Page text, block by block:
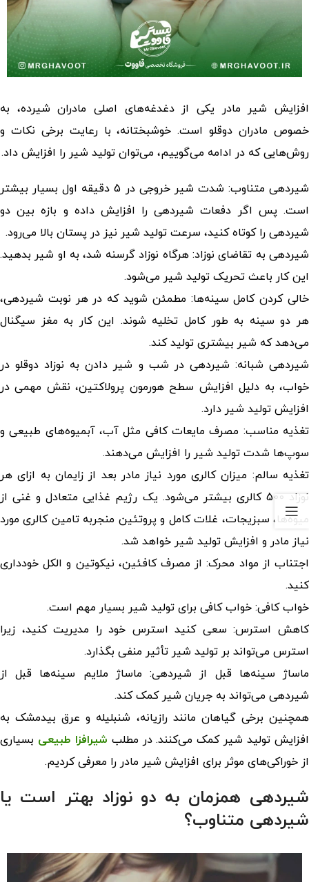
افزایش شیر مادر یکی از دغدغه‌های اصلی مادران شیرده، به
خصوص مادران دوقلو است. خوشبختانه، با رعایت برخی نکات و
روش‌هایی که در ادامه می‌گوییم، می‌توان تولید شیر را افزایش داد.
شیردهی متناوب: شدت شیر خروجی در 5 دقیقه اول بسیار بیشتر
است. پس اگر دفعات شیردهی را افزایش داده و بازه بین دو
شیردهی را کوتاه کنید، سرعت تولید شیر نیز در پستان بالا می‌رود.
شیردهی به تقاضای نوزاد: هرگاه نوزاد گرسنه شد، به او شیر بدهید.
این کار باعث تحریک تولید شیر می‌شود.
خالی کردن کامل سینه‌ها: مطمئن شوید که در هر نوبت شیردهی،
هر دو سینه به طور کامل تخلیه شوند. این کار به مغز سیگنال
می‌دهد که شیر بیشتری تولید کند.
شیردهی شبانه: شیردهی در شب و شیر دادن به نوزاد دوقلو در
خواب، به دلیل افزایش سطح هورمون پرولاکتین، نقش مهمی در
افزایش تولید شیر دارد.
تغذیه مناسب: مصرف مایعات کافی مثل آب، آبمیوه‌های طبیعی و
سوپ‌ها شدت تولید شیر را افزایش می‌دهند.
تغذیه سالم: میزان کالری مورد نیاز مادر بعد از زایمان به ازای هر
نوزاد 500 کالری بیشتر می‌شود. یک رژیم غذایی متعادل و غنی از
میوه‌ها، سبزیجات، غلات کامل و پروتئین منجربه تامین کالری مورد
نیاز مادر و افزایش تولید شیر خواهد شد.
اجتناب از مواد محرک: از مصرف کافئین، نیکوتین و الکل خودداری
کنید.
خواب کافی: خواب کافی برای تولید شیر بسیار مهم است.
کاهش استرس: سعی کنید استرس خود را مدیریت کنید، زیرا
استرس می‌تواند بر تولید شیر تأثیر منفی بگذارد.
ماساژ سینه‌ها قبل از شیردهی: ماساژ ملایم سینه‌ها قبل از
شیردهی می‌تواند به جریان شیر کمک کند.
همچنین برخی گیاهان مانند رازیانه، شنبلیله و عرق بیدمشک به
افزایش تولید شیر کمک می‌کنند. در مطلب شیرافزا طبیعی بسیاری
از خوراکی‌های موثر برای افزایش شیر مادر را معرفی کردیم.
شیردهی همزمان به دو نوزاد بهتر است یا
شیردهی متناوب؟